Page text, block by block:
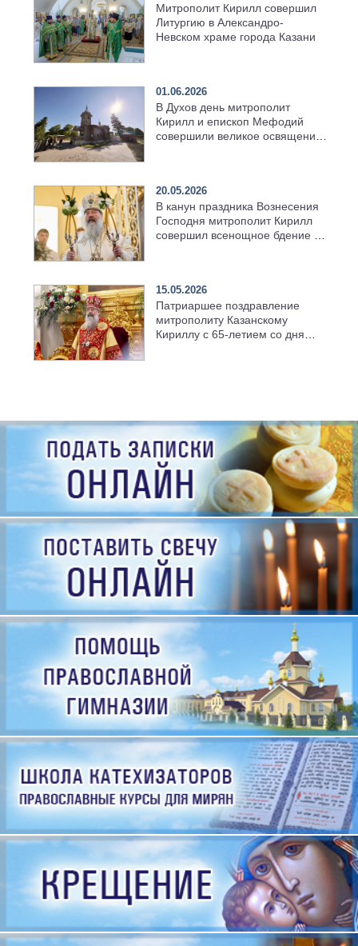
Митрополит Кирилл совершил
Литургию в Александро-
Невском храме города Казани
01.06.2026
В Духов день митрополит
Кирилл и епископ Мефодий
совершили великое освящение
20.05.2026
В канун праздника Вознесения
Господня митрополит Кирилл
совершил всенощное бдение в
15.05.2026
Патриаршее поздравление
митрополиту Казанскому
Кириллу с 65-летием со дня